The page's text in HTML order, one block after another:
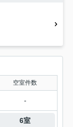
空室件数
-
6室